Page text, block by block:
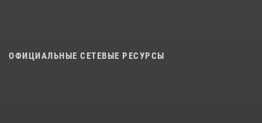
ОФИЦИАЛЬНЫЕ СЕТЕВЫЕ РЕСУРСЫ